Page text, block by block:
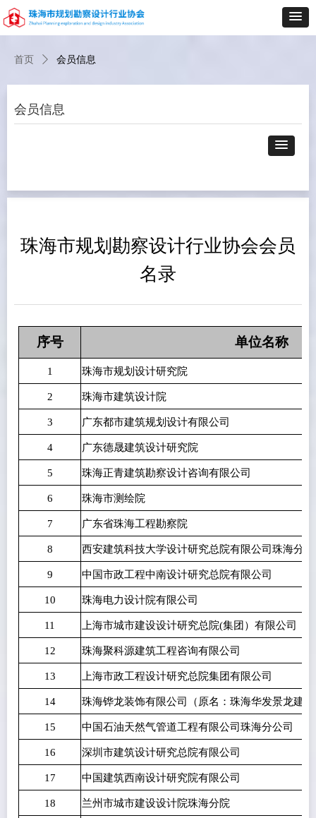
首页 ꄲ 会员信息
会员信息
珠海市规划勘察设计行业协会会员
名录
序号 单位名称
1 珠海市规划设计研究院
2 珠海市建筑设计院
3 广东都市建筑规划设计有限公司
4 广东德晟建筑设计研究院
5 珠海正青建筑勘察设计咨询有限公司
6 珠海市测绘院
7 广东省珠海工程勘察院
8 西安建筑科技大学设计研究总院有限公司珠海分
9 中国市政工程中南设计研究总院有限公司
10 珠海电力设计院有限公司
11 上海市城市建设设计研究总院(集团）有限公司
12 珠海聚科源建筑工程咨询有限公司
13 上海市政工程设计研究总院集团有限公司
14 珠海铧龙装饰有限公司（原名：珠海华发景龙建
15 中国石油天然气管道工程有限公司珠海分公司
16 深圳市建筑设计研究总院有限公司
17 中国建筑西南设计研究院有限公司
18 兰州市城市建设设计院珠海分院